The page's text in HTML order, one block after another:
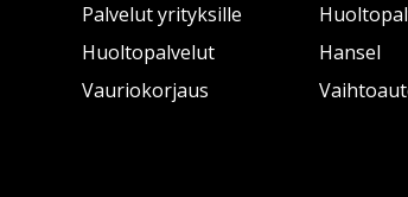
Palvelut yrityksille
Huoltopalvelut
Vauriokorjaus
Hansel